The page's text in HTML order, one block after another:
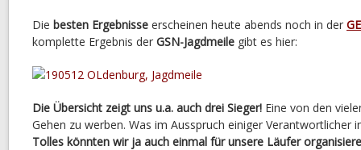
Die besten Ergebnisse erscheinen heute abends noch in der
komplette Ergebnis der GSN-Jagdmeile gibt es hier:
Die Übersicht zeigt uns u.a. auch drei Sieger! Eine von den
Gehen zu werben. Was im Ausspruch einiger Verantwortlicher
Tolles könnten wir ja auch einmal für unsere Läufer